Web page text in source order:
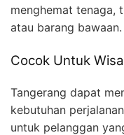
menghemat tenaga,
atau barang bawaan.
Cocok Untuk
Tangerang dapat
kebutuhan
untuk pelanggan